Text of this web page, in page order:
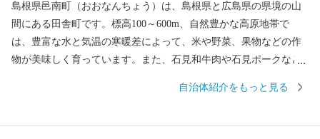
島根県邑南町（おおなんちょう）は、島根県と広島県の県境の山
間にある田舎町です。標高100～600m、自然豊かな高原地帯で
は、豊富な水と気温の寒暖差によって、米や野菜、果物などの作
物が美味しく育っています。また、石見和牛肉や石見ポークなど
はこれまで、ここでしか味わえない食や体験を「A級グルメ」と称
自治体紹介をもっと見る